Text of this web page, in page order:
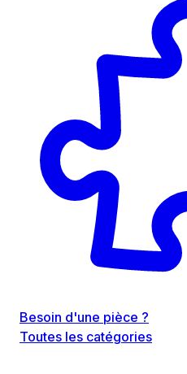
Besoin d'une pièce ?
Toutes les catégories